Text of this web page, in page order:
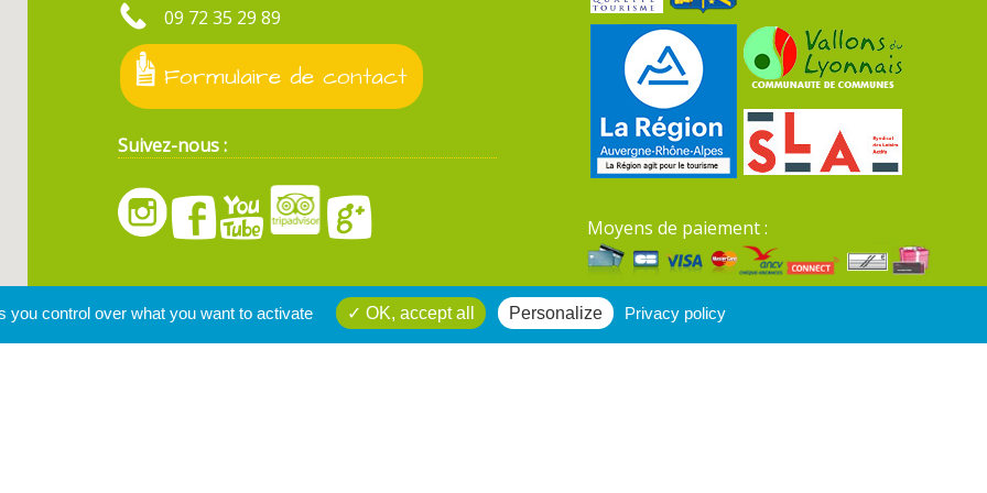
09 72 35 29 89
Formulaire de contact
Suivez-nous :
Moyens de paiement :
Mentions légales du site
you control over what you want to activate OK, accept all Personalize Privacy policy